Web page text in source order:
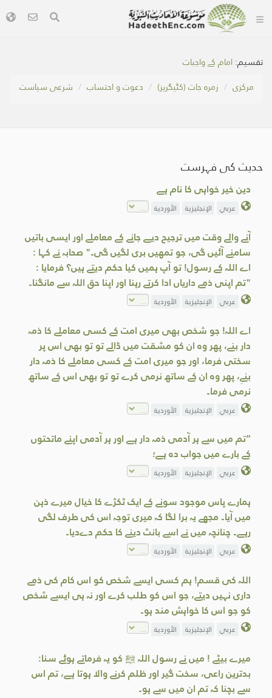
تقسیم:امام کے واجبات
مرکزی
زمرہ جات (کٹیگریز) دعوت و احتساب شرعی سیاست
حدیث کی فہرست
دین خیر خواہی کا نام ہے
عربي الإنجليزية الأوردية
آنے والے وقت میں ترجیح دیے جانے کے معاملے اور ایسی باتیں
سامنے آئیں گی، جو تمھیں بری لگیں گی۔" صحابہ نے کہا :
اے اللہ کے رسول! تو آپ ہمیں کیا حکم دیتے ہيں؟ فرمایا :
"تم اپنی ذمے داریاں ادا کرتے رہنا اور اپنا حق اللہ سے مانگنا۔
عربي الإنجليزية الأوردية
اے اللہ! جو شخص بهى میری امت کے کسی معاملے کا ذمہ
دار بنے، پھر وہ ان کو مشقت ميں ڈالے تو تو بھی اس پر
سختی فرما، اور جو میری امت کے کسی معاملے کا ذمہ دار
بنےِ، پھر وہ ان کے ساتھ نرمی کرے تو تو بھی اس کے ساتھ
نرمی فرما۔
عربي الإنجليزية الأوردية
”تم میں سے ہر آدمی ذمہ دار ہے اور ہر آدمی اپنے ماتحتوں
کے بارے میں جواب دہ ہے؛
عربي الإنجليزية الأوردية
ہمارے پاس موجود سونے کے ایک ٹکڑے کا خیال میرے ذہن
میں آیا۔ مجھے یہ برا لگا کہ میری توجہ اس کی طرف لگی
رہے۔ چنانچہ میں نے اسے بانٹ دینے کا حکم دےدیا۔
عربي الإنجليزية الأوردية
اللہ کی قسم! ہم کسی ایسے شخص کو اس کام کی ذمے
داری نہیں دیتے، جو اس کو طلب کرے اور نہ ہی ایسے شخص
کو جو اس کا خواہش مند ہو۔
عربي الإنجليزية الأوردية
میرے بیٹے ! میں نے رسول اللہ ﷺ کو یہ فرماتے ہوئے سنا:
بدترین راعی، سخت گیر اور ظلم کرنے والا ہوتا ہے، تم اس
سے بچنا کہ تم ان میں سے ہو۔